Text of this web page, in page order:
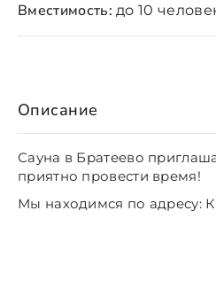
Описание
Сауна в Братеево
приятно провести время!
Мы находимся по адресу:
Вместимость: до 10